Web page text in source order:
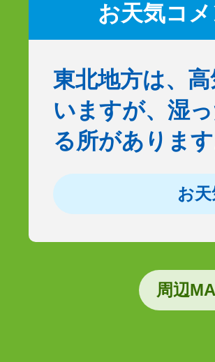
お天気コメ
東北地方は、
いますが、湿
る所がありま
お
周辺